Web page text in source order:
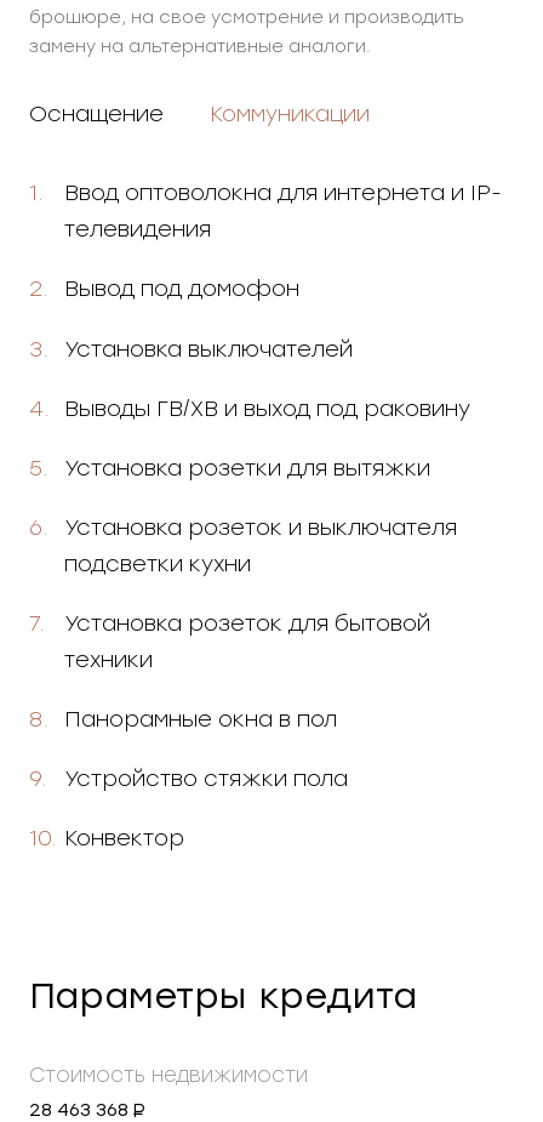
брошюре, на свое усмотрение и производить
замену на альтернативные аналоги.
Оснащение Коммуникации
Ввод оптоволокна для интернета и IP-
телевидения
Вывод под домофон
Установка выключателей
Выводы ГВ/ХВ и выход под раковину
Установка розетки для вытяжки
Установка розеток и выключателя
подсветки кухни
Установка розеток для бытовой
техники
Панорамные окна в пол
Устройство стяжки пола
Конвектор
Параметры кредита
Стоимость недвижимости
28 463 368